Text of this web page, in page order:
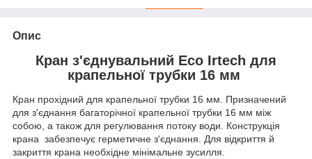
Опис
Кран з'єднувальний Eco Irtech для
крапельної трубки 16 мм
Кран прохідний для крапельної трубки 16 мм. Призначений
для з'єднання багаторічної крапельної трубки 16 мм між
собою, а також для регулювання потоку води. Конструкція
крана забезпечує герметичне з'єднання. Для відкриття й
закриття крана необхідне мінімальне зусилля.